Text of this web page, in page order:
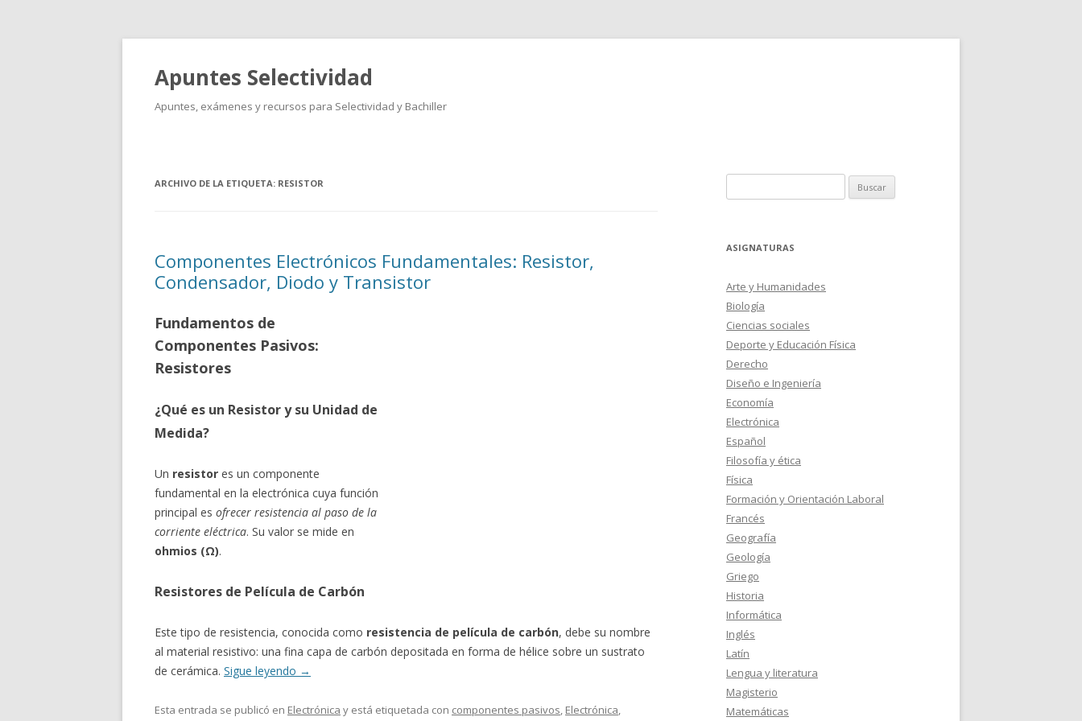
Apuntes Selectividad
Apuntes, exámenes y recursos para Selectividad y Bachiller
ARCHIVO DE LA ETIQUETA: RESISTOR
Componentes Electrónicos Fundamentales: Resistor,
Condensador, Diodo y Transistor
Fundamentos de
Componentes Pasivos:
Resistores
¿Qué es un Resistor y su Unidad de
Medida?
Un resistor es un componente
fundamental en la electrónica cuya función
principal es ofrecer resistencia al paso de la
corriente eléctrica. Su valor se mide en
ohmios (Ω).
Resistores de Película de Carbón
Este tipo de resistencia, conocida como resistencia de película de carbón, debe su nombre
al material resistivo: una fina capa de carbón depositada en forma de hélice sobre un sustrato
de cerámica. Sigue leyendo →
Esta entrada se publicó en Electrónica y está etiquetada con componentes pasivos, Electrónica,
ASIGNATURAS
Arte y Humanidades
Biología
Ciencias sociales
Deporte y Educación Física
Derecho
Diseño e Ingeniería
Economía
Electrónica
Español
Filosofía y ética
Física
Formación y Orientación Laboral
Francés
Geografía
Geología
Griego
Historia
Informática
Inglés
Latín
Lengua y literatura
Magisterio
Matemáticas